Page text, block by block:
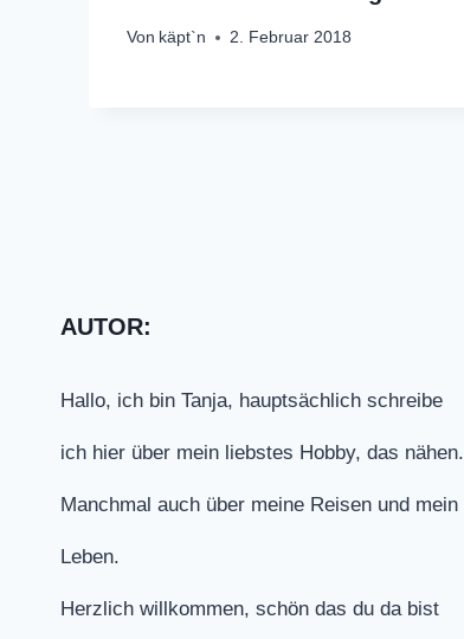
Von käpt`n 2. Februar 2018
AUTOR:
Hallo, ich bin Tanja, hauptsächlich schreibe
ich hier über mein liebstes Hobby, das nähen.
Manchmal auch über meine Reisen und mein
Leben.
Herzlich willkommen, schön das du da bist